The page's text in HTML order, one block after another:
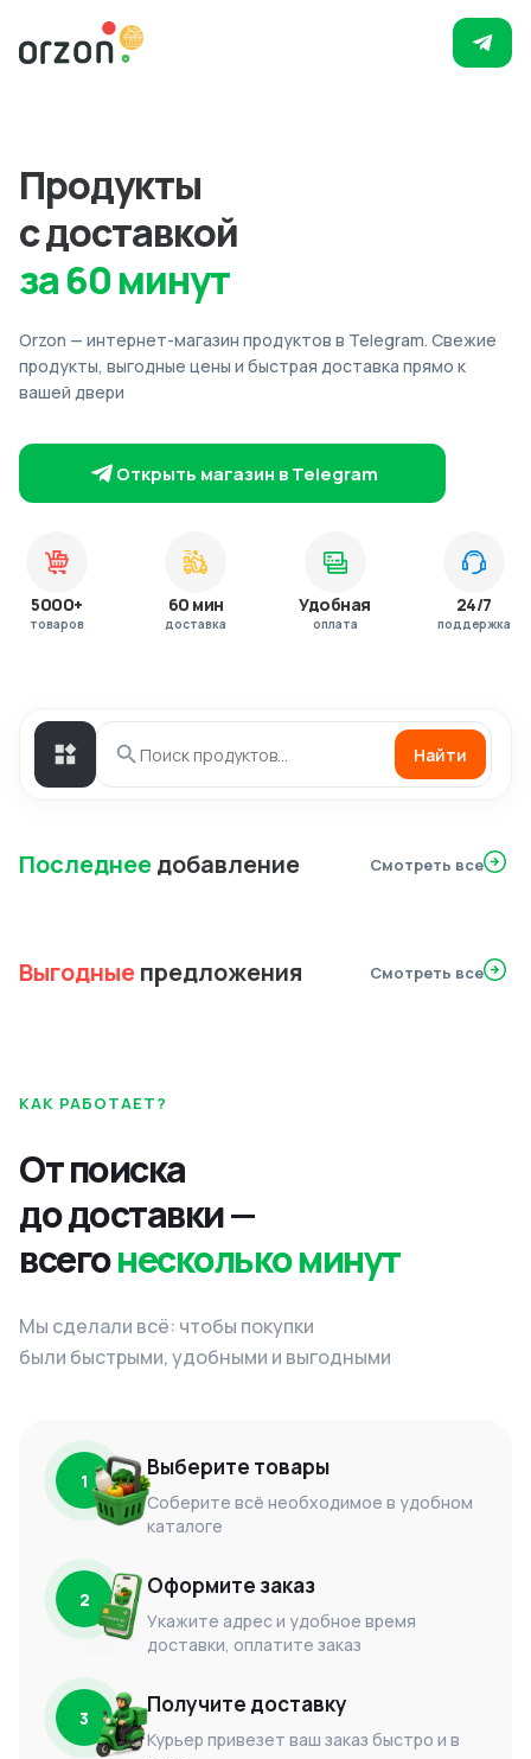
Продукты
с доставкой
за 60 минут
Orzon — интернет-магазин продуктов в Telegram. Свежие
продукты, выгодные цены и быстрая доставка прямо к
вашей двери
Открыть магазин в Telegram
5000+
товаров
60 мин
доставка
Удобная
оплата
24/7
поддержка
Найти
Последнеедобавление Смотреть все
Выгодныепредложения Смотреть все
КАК РАБОТАЕТ?
От поиска
до доставки —
всегонесколько минут
Мы сделали всё: чтобы покупки
были быстрыми, удобными и выгодными
1 Выберите товары
Соберите всё необходимое в удобном
каталоге
2 Оформите заказ
Укажите адрес и удобное время
доставки, оплатите заказ
3 Получите доставку
Курьер привезет ваш заказ быстро и в